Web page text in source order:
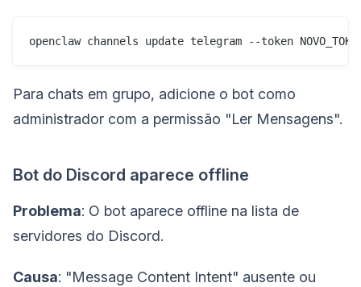
Para chats em grupo, adicione o bot como
administrador com a permissão "Ler Mensagens".
Bot do Discord aparece offline
Problema: O bot aparece offline na lista de
servidores do Discord.
Causa: "Message Content Intent" ausente ou